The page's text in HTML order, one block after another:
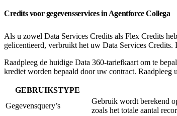
Credits voor gegevensservices in Agentforce Collega
Als u zowel Data Services Credits als Flex Credits
gelicentieerd, verbruikt het uw Data Services
Raadpleeg de huidige Data 360-tariefkaart om te
krediet worden bepaald door uw contract.
GEBRUIKSTYPE
Gegevensquery’s
Gebruik wordt berekend
zoals het totale aantal